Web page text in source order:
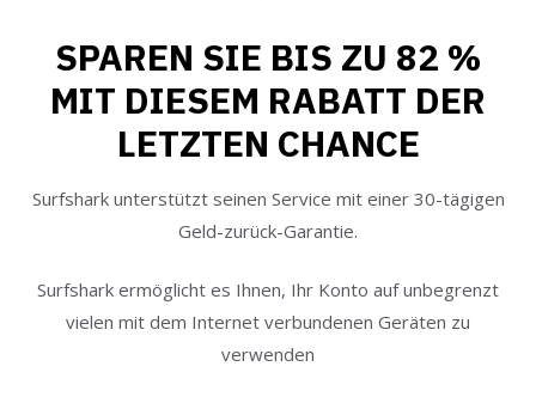
SPAREN SIE BIS ZU 82 %
MIT DIESEM RABATT DER
LETZTEN CHANCE
Surfshark unterstützt seinen Service mit einer 30-tägigen
Geld-zurück-Garantie.
Surfshark ermöglicht es Ihnen, Ihr Konto auf unbegrenzt
vielen mit dem Internet verbundenen Geräten zu
verwenden